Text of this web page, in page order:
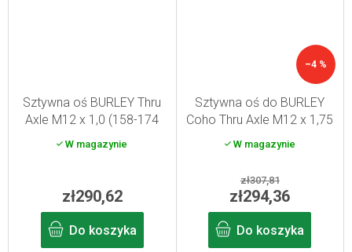
Sztywna oś BURLEY Thru
Axle M12 x 1,0 (158-174
W magazynie
zł290,62
Do koszyka
–4 %
Sztywna oś do BURLEY
Coho Thru Axle M12 x 1,75
(142-148 mm)
W magazynie
zł307,81
zł294,36
Do koszyka